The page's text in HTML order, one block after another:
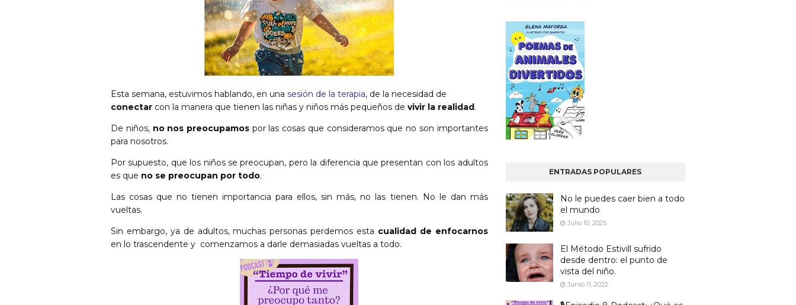
Esta semana, estuvimos hablando, en una sesión de la terapia, de la necesidad de
conectar con la manera que tienen las niñas y niños más pequeños de vivir la realidad.
De niños, no nos preocupamos por las cosas que consideramos que no son importantes
para nosotros.
Por supuesto, que los niños se preocupan, pero la diferencia que presentan con los adultos
es que no se preocupan por todo.
Las cosas que no tienen importancia para ellos, sin más, no las tienen. No le dan más
vueltas.
Sin embargo, ya de adultos, muchas personasperdemos esta cualidad de enfocarnos
en lo trascendente y comenzamos a darle demasiadas vueltas a todo.
ENTRADAS POPULARES
No le puedes caer bien a todo
el mundo
Julio 10, 2025
El Método Estivill sufrido
desde dentro: el punto de
vista del niño.
Junio 11, 2022